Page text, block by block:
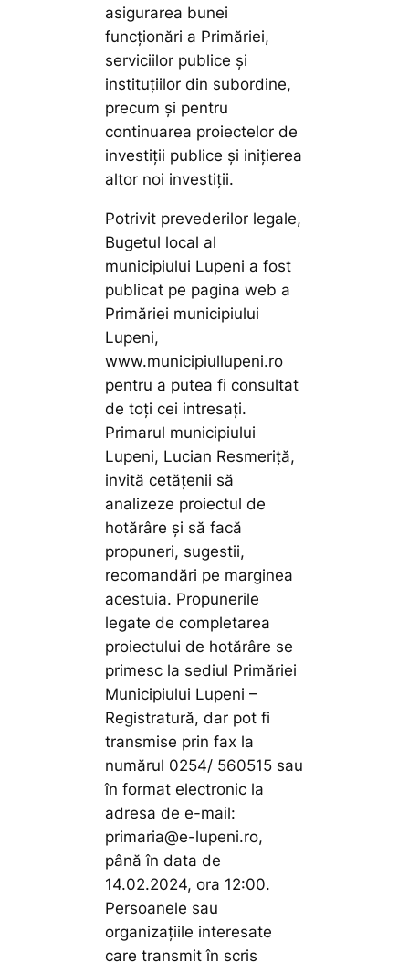
asigurarea bunei
funcționări a Primăriei,
serviciilor publice și
instituțiilor din subordine,
precum și pentru
continuarea proiectelor de
investiții publice și inițierea
altor noi investiții.
Potrivit prevederilor legale,
Bugetul local al
municipiului Lupeni a fost
publicat pe pagina web a
Primăriei municipiului
Lupeni,
www.municipiullupeni.ro
pentru a putea fi consultat
de toți cei intresați.
Primarul municipiului
Lupeni, Lucian Resmeriță,
invită cetățenii să
analizeze proiectul de
hotărâre și să facă
propuneri, sugestii,
recomandări pe marginea
acestuia. Propunerile
legate de completarea
proiectului de hotărâre se
primesc la sediul Primăriei
Municipiului Lupeni –
Registratură, dar pot fi
transmise prin fax la
numărul 0254/ 560515 sau
în format electronic la
adresa de e-mail:
primaria@e-lupeni.ro,
până în data de
14.02.2024, ora 12:00.
Persoanele sau
organizaţiile interesate
care transmit în scris